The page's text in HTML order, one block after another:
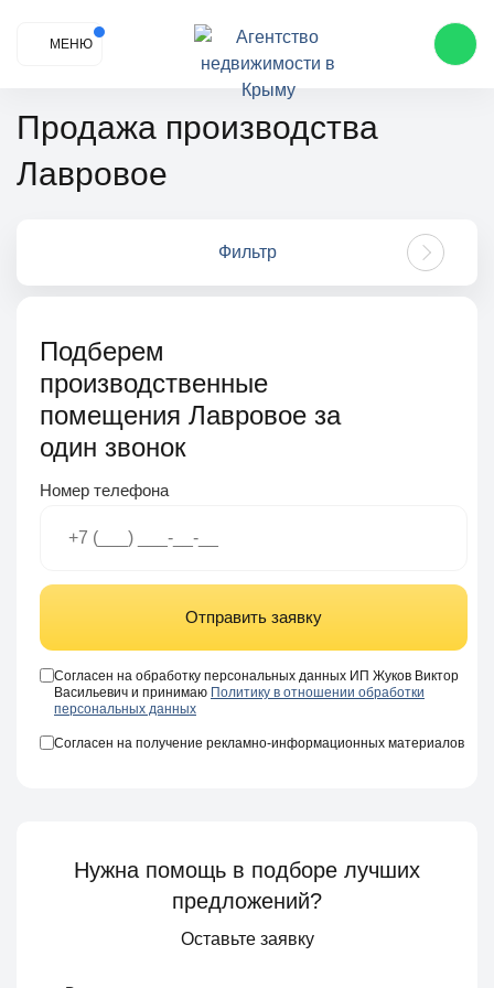
МЕНЮ
Продажа производства
Лавровое
Фильтр
Подберем
производственные
помещения Лавровое за
один звонок
Номер телефона
Отправить заявку
Согласен на обработку персональных данных ИП Жуков Виктор
Васильевич и принимаю Политику в отношении обработки
персональных данных
Согласен на получение рекламно-информационных материалов
Нужна помощь в подборе лучших
предложений?
Оставьте заявку